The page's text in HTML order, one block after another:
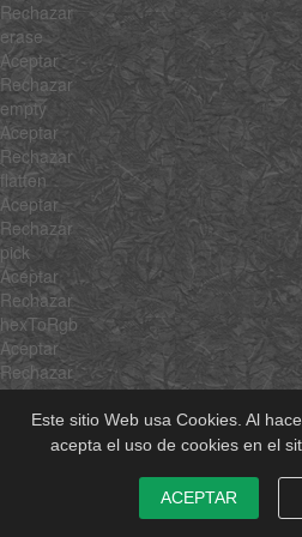
Este sitio Web usa Cookies. Al
acepta el uso de cookies en el
ACEPTAR
Rechazar
erase
Aceptar
Rechazar
empty
Aceptar
Rechazar
flatten
Aceptar
Rechazar
pick
Aceptar
Rechazar
hexToRgb
Aceptar
Rechazar
rgbToHex
Aceptar
Rechazar